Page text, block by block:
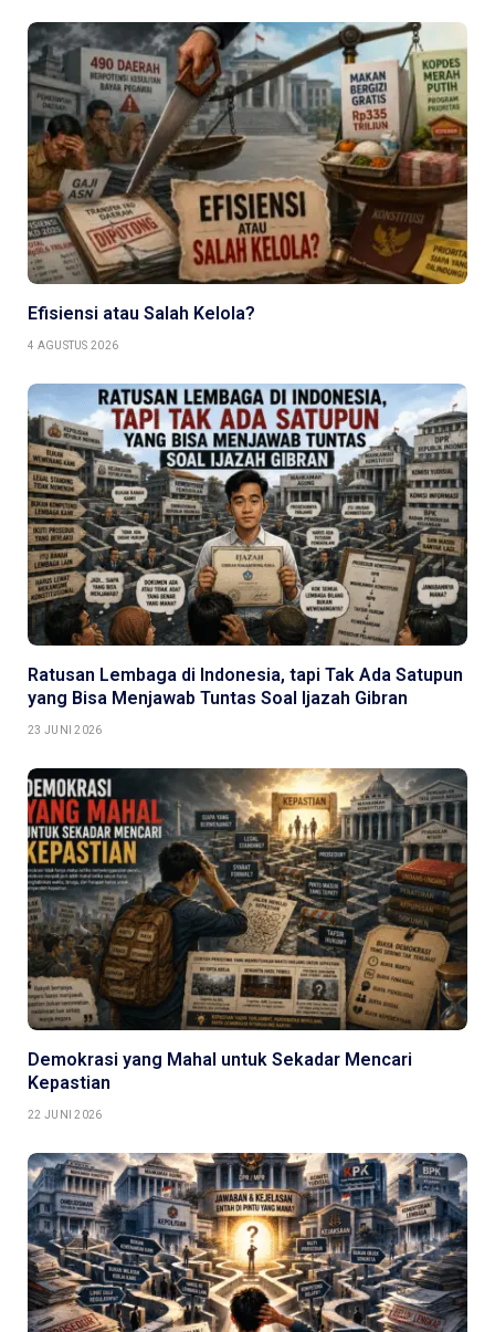
Efisiensi atau Salah Kelola?
4 AGUSTUS 2026
Ratusan Lembaga di Indonesia, tapi Tak Ada Satupun
yang Bisa Menjawab Tuntas Soal Ijazah Gibran
23 JUNI 2026
Demokrasi yang Mahal untuk Sekadar Mencari
Kepastian
22 JUNI 2026